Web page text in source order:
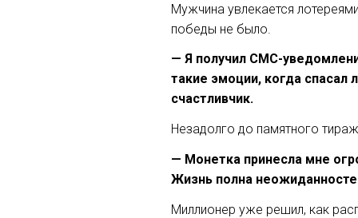
Мужчина увлекается
победы не было.
— Я получил СМС-
такие эмоции, когда спасал
счастливчик.
Незадолго до памятного
— Монетка принесла мне
Жизнь полна
Миллионер уже решил, как